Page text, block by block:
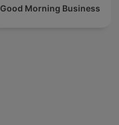
Good Morning Business